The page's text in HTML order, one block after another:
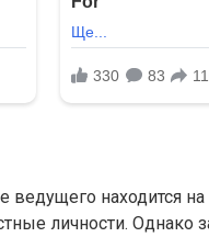
ведущего находится
личности. Однако